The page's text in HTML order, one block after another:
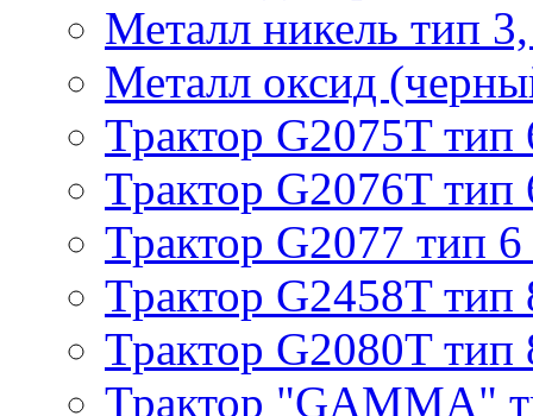
Металл никель тип
Металл оксид
Трактор G2075T тип
Трактор G2076T тип
Трактор G2077 тип 6
Трактор G2458T тип
Трактор G2080T тип
Трактор "GAMMA"